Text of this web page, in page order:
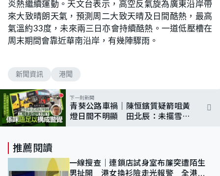
.
4
1
%
炎熱繼續運動。天文台表示，高空反氣旋為廣東沿岸帶
來大致晴朗天氣，預測周二大致天晴及日間酷熱，最高
氣溫約33度，未來兩三日亦會持續酷熱。一道低壓槽在
周末期間會靠近華南沿岸，有幾陣驟雨。
新聞資訊 港聞
下一則新聞
青葵公路車禍｜陳恒鑌質疑箭咀黃
燈日間不明顯 田北辰：未擺雪糕
推薦閱讀
一線搜查｜連鎖店試身室布簾突遭陌生
男扯開 港女換衫險走光報警 全港分